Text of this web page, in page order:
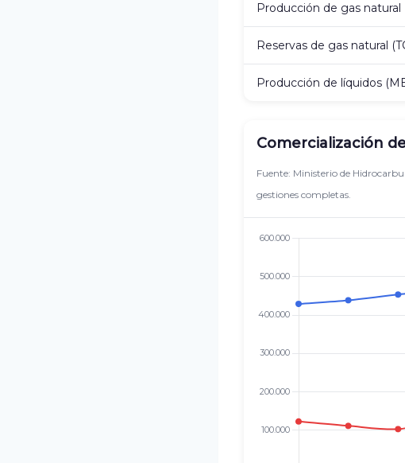
Producción de gas
Reservas de gas natural
Producción de líquidos
Comercialización
Fuente: Ministerio de
gestiones completas.